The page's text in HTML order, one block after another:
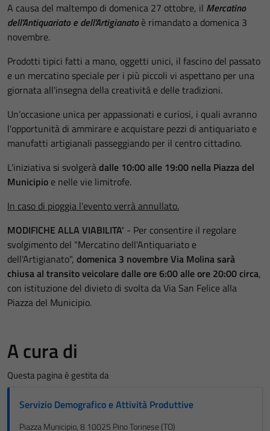
A causa del maltempo di domenica 27 ottobre, il Mercatino
dell'Antiquariato e dell'Artigianatoè rimandato a domenica 3
novembre.
Prodotti tipici fatti a mano, oggetti unici, il fascino del passato
e un mercatino speciale per i più piccoli vi aspettano per una
giornata all'insegna della creatività e delle tradizioni.
Un’occasione unica per appassionati e curiosi, i quali avranno
l'opportunità di ammirare e acquistare pezzi di antiquariato e
manufatti artigianali passeggiando per il centro cittadino.
L'iniziativa si svolgeràdalle 10:00 alle 19:00 nella Piazza del
Municipio e nelle vie limitrofe.
In caso di pioggia l'evento verrà annullato.
MODIFICHE ALLA VIABILITA' - Per consentire il regolare
svolgimento del "Mercatino dell'Antiquariato e
dell'Artigianato", domenica 3 novembre Via Molina sarà
chiusa al transito veicolare dalle ore 6:00 alle ore 20:00 circa,
con istituzione del divieto di svolta da Via San Felice alla
Piazza del Municipio.
A cura di
Questa pagina è gestita da
Servizio Demografico e Attività Produttive
Piazza Municipio, 8 10025 Pino Torinese (TO)